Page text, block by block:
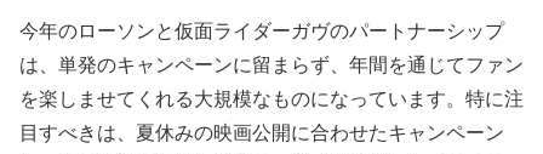
今年のローソンと仮面ライダーガヴのパートナーシップ
は、単発のキャンペーンに留まらず、年間を通じてファン
を楽しませてくれる大規模なものになっています。特に注
目すべきは、夏休みの映画公開に合わせたキャンペーン